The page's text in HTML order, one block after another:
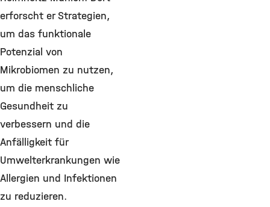
erforscht er Strategien,
um das funktionale
Potenzial von
Mikrobiomen zu nutzen,
um die menschliche
Gesundheit zu
verbessern und die
Anfälligkeit für
Umwelterkrankungen wie
Allergien und Infektionen
zu reduzieren.